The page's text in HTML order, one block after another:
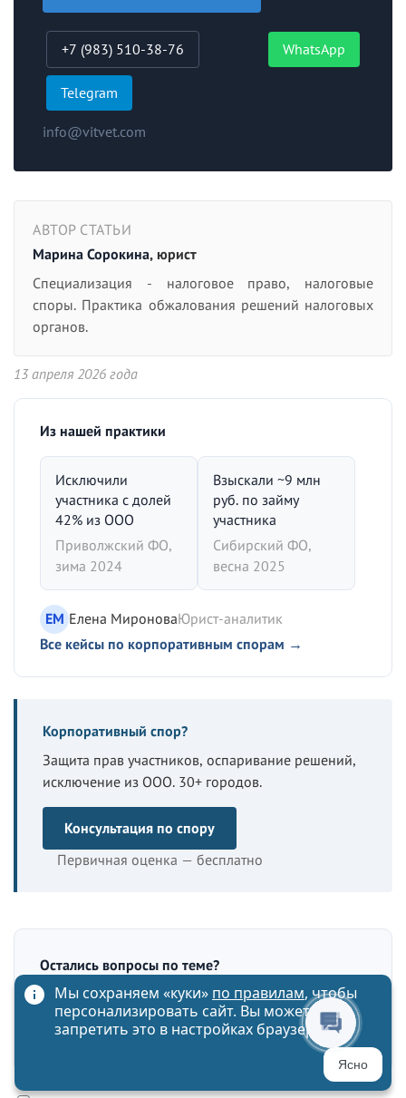
+7 (983) 510-38-76 WhatsApp
Telegram
info@vitvet.com
АВТОР СТАТЬИ
Марина Сорокина, юрист
Специализация - налоговое право, налоговые
споры. Практика обжалования решений налоговых
органов.
13 апреля 2026 года
Из нашей практики
Исключили
участника с долей
42% из ООО
Приволжский ФО,
зима 2024
Взыскали ~9 млн
руб. по займу
участника
Сибирский ФО,
весна 2025
ЕМ Елена МироноваЮрист-аналитик
Все кейсы по корпоративным спорам →
Корпоративный спор?
Защита прав участников, оспаривание решений,
исключение из ООО. 30+ городов.
Консультация по спору
Первичная оценка — бесплатно
Остались вопросы по теме?
Опишите ситуацию — юрист фирмы ответит в
течение 24 часов. Первичная оценка — бесплатно.
Мы сохраняем «куки» по правилам, чтобы
персонализировать сайт. Вы можете
запретить это в настройках браузера
Ясно